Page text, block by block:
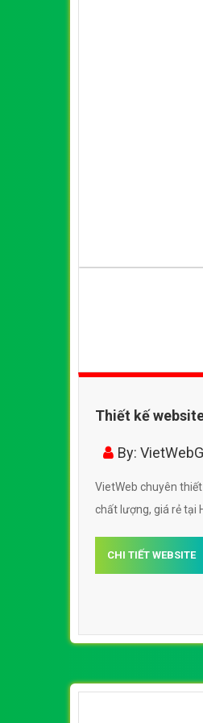
Thiết kế
hiệu quả
By:
VietWeb chuyên
chất lượng, giá rẻ tại
CHI TIẾT WEBSITE